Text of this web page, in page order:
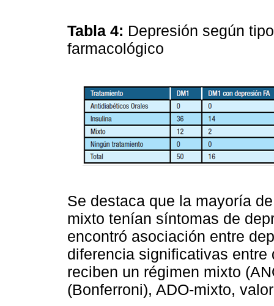
Tabla 4: Depresión según
farmacológico
Se destaca que la mayoría
mixto tenían síntomas de
encontró asociación entre
diferencia significativas
reciben un régimen mixto
(Bonferroni), ADO-mixto,